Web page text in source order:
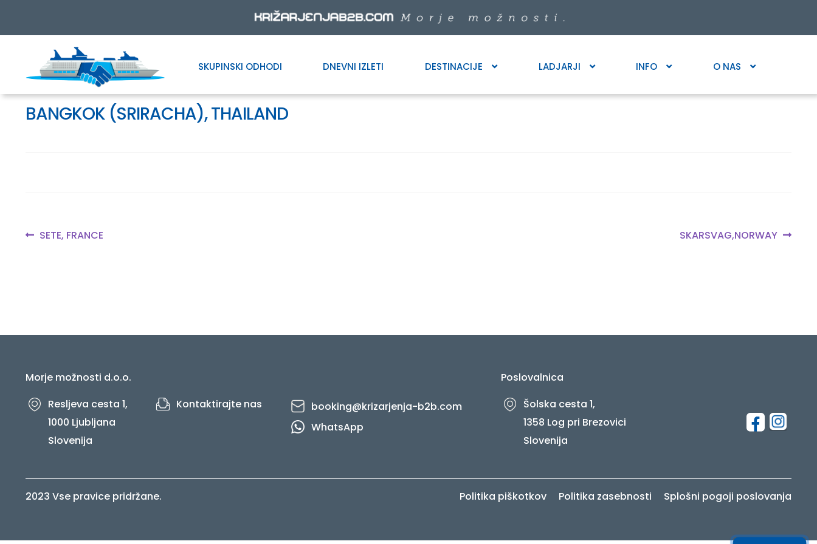
Skip
navigation
Skip
content
SKUPINSKI ODHODI DNEVNI IZLETI DESTINACIJE LADJARJI INFO O NAS
BANGKOK (SRIRACHA), THAILAND
Navigacija
Previous
SETE, FRANCE
Next
SKARSVAG,NORWAY
Morje možnosti d.o.o.
Resljeva cesta 1,
1000 Ljubljana
Slovenija
Kontaktirajte nas
booking@krizarjenja-b2b.com
WhatsApp
Poslovalnica
Šolska cesta 1,
1358 Log pri Brezovici
Slovenija
2023 Vse pravice pridržane. Politika piškotkov Politika zasebnosti Splošni pogoji poslovanja